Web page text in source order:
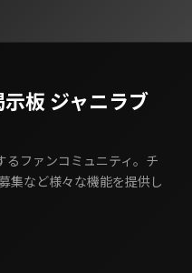
板 ジャニラブ
るファンコミュニティ。チ
集など様々な機能を提供し